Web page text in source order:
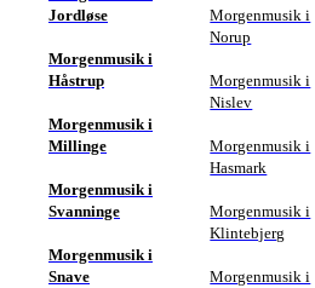
Jordløse
Morgenmusik i
Håstrup
Morgenmusik i
Millinge
Morgenmusik i
Svanninge
Morgenmusik i
Snave
Morgenmusik i
Norup
Morgenmusik i
Nislev
Morgenmusik i
Hasmark
Morgenmusik i
Klintebjerg
Morgenmusik i